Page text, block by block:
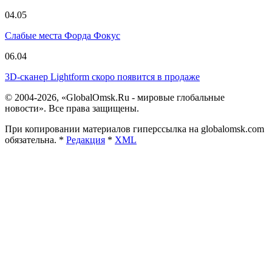
04.05
Слабые места Форда Фокус
06.04
3D-сканер Lightform скоро появится в продаже
© 2004-2026, «GlobalOmsk.Ru - мировые глобальные
новости». Все права защищены.
При копировании материалов гиперссылка на globalomsk.com
обязательна. * Редакция * XML